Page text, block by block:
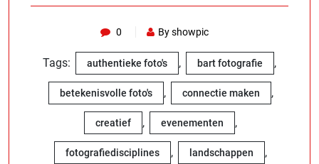
0 By showpic
Tags: authentieke foto's , bart fotografie ,
betekenisvolle foto's , connectie maken ,
creatief , evenementen ,
fotografiedisciplines , landschappen ,